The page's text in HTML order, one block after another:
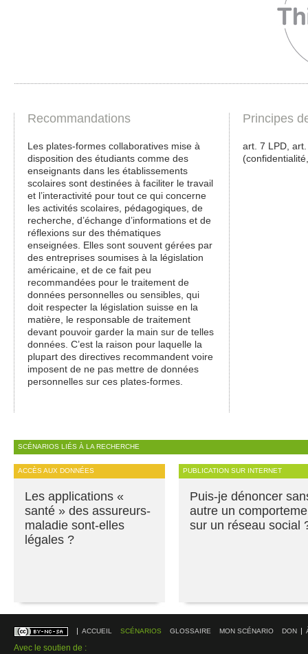
Recommandations
Les plates-formes collaboratives mise à
disposition des étudiants comme des
enseignants dans les établissements
scolaires sont destinées à faciliter le travail
et l’interactivité pour tout ce qui concerne
les activités scolaires, pédagogiques, de
recherche, d’échange d’informations et de
réflexions sur des thématiques
enseignées. Elles sont souvent gérées par
des entreprises soumises à la législation
américaine, et de ce fait peu
recommandées pour le traitement de
données personnelles ou sensibles, qui
doit respecter la législation suisse en la
matière, le responsable de traitement
devant pouvoir garder la main sur de telles
données. C’est la raison pour laquelle la
plupart des directives recommandent voire
imposent de ne pas mettre de données
personnelles sur ces plates-formes.
Principes
art. 7 LPD,
SCÉNARIOS LIÉS À LA RECHERCHE
ACCÈS AUX DONNÉES
Les applications «
santé » des assureurs-
maladie sont-elles
légales ?
PUBLICATION SUR INTERNET
Puis-je dénoncer
autre un
sur un réseau social
ACCUEIL SCÉNARIOS GLOSSAIRE MON SCÉNARIO DON
Avec le soutien de :